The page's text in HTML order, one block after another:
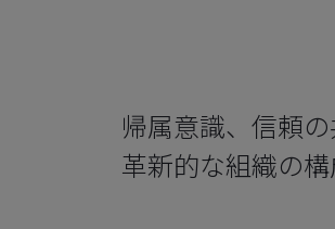
帰属意識、信頼
革新的な組織の構